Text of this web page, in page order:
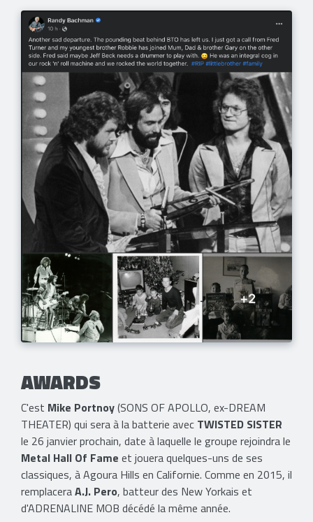
AWARDS
C'est Mike Portnoy(SONS OF APOLLO, ex-DREAM
THEATER) qui sera à la batterie avec TWISTED SISTER
le 26 janvier prochain, date à laquelle le groupe rejoindra le
Metal Hall Of Fame et jouera quelques-uns de ses
classiques, à Agoura Hills en Californie. Comme en 2015, il
remplaceraA.J. Pero, batteur des New Yorkais et
d'ADRENALINE MOB décédé la même année.